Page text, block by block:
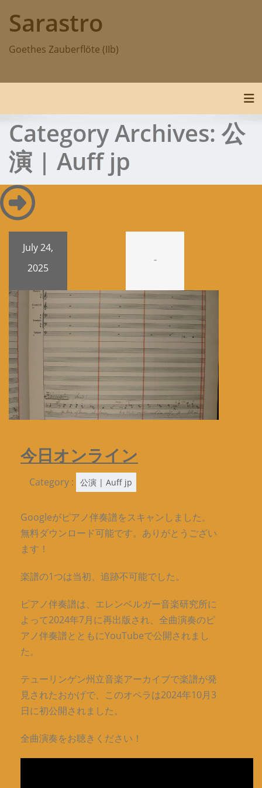
content
Sarastro
Goethes Zauberflöte (IIb)
Category Archives: 公
演 | Auff jp
July 24,
2025
-
今日オンライン
Category : 公演 | Auff jp
Googleがピアノ伴奏譜をスキャンしました。
無料ダウンロード可能です。ありがとうござい
ます！
楽譜の1つは当初、追跡不可能でした。
ピアノ伴奏譜は、エレンベルガー音楽研究所に
よって2024年7月に再出版され、全曲演奏のピ
アノ伴奏譜とともにYouTubeで公開されまし
た。
テューリンゲン州立音楽アーカイブで楽譜が発
見されたおかげで、このオペラは2024年10月3
日に初公開されました。
全曲演奏をお聴きください！